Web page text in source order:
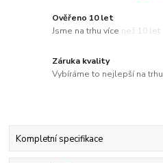
Ověřeno 10 let
Jsme na trhu více než 10 let
Záruka kvality
Vybíráme to nejlepší na trhu
Kompletní specifikace